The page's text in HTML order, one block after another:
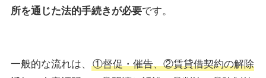
所を通じた法的手続きが必要です。
一般的な流れは、
①督促・催告、②賃貸借契約の解除